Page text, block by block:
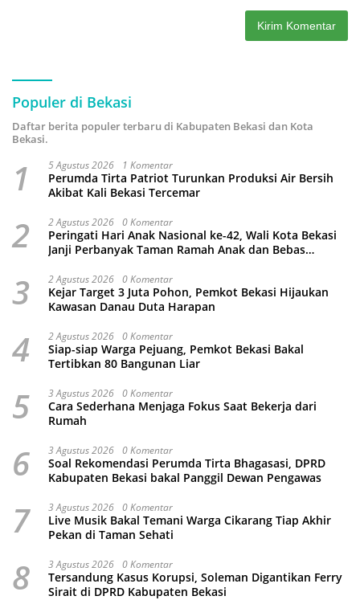
Populer di Bekasi
Daftar berita populer terbaru di Kabupaten Bekasi dan Kota
Bekasi.
1 5 Agustus 2026 1 Komentar
Perumda Tirta Patriot Turunkan Produksi Air Bersih
Akibat Kali Bekasi Tercemar
2 2 Agustus 2026 0 Komentar
Peringati Hari Anak Nasional ke-42, Wali Kota Bekasi
Janji Perbanyak Taman Ramah Anak dan Bebas
3 2 Agustus 2026 0 Komentar
Kejar Target 3 Juta Pohon, Pemkot Bekasi Hijaukan
Kawasan Danau Duta Harapan
4 2 Agustus 2026 0 Komentar
Siap-siap Warga Pejuang, Pemkot Bekasi Bakal
Tertibkan 80 Bangunan Liar
5 3 Agustus 2026 0 Komentar
Cara Sederhana Menjaga Fokus Saat Bekerja dari
Rumah
6 3 Agustus 2026 0 Komentar
Soal Rekomendasi Perumda Tirta Bhagasasi, DPRD
Kabupaten Bekasi bakal Panggil Dewan Pengawas
7 3 Agustus 2026 0 Komentar
Live Musik Bakal Temani Warga Cikarang Tiap Akhir
Pekan di Taman Sehati
8 3 Agustus 2026 0 Komentar
Tersandung Kasus Korupsi, Soleman Digantikan Ferry
Sirait di DPRD Kabupaten Bekasi